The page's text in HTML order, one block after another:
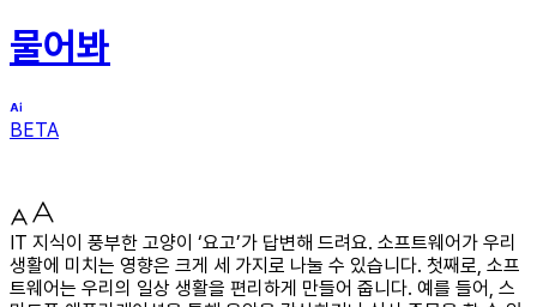
물어봐
BETA
IT 지식이 풍부한 고양이 ‘요고’가 답변해 드려요. 소프트웨어가 우리
생활에 미치는 영향은 크게 세 가지로 나눌 수 있습니다. 첫째로, 소프
트웨어는 우리의 일상 생활을 편리하게 만들어 줍니다. 예를 들어, 스